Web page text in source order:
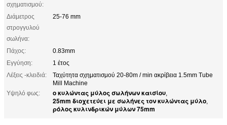
σχηματισμού:
Διάμετρος
στρογγυλού
σωλήνα:
25-76 mm
Πάχος:
0.83mm
Εγγύηση:
1 έτος
Λέξεις -κλειδιά:
Ταχύτητα σχηματισμού 20-80m / min ακρίβεια 1.5mm Tube
Mill Machine
Υψηλό φως:
ο κυλώντας μύλος σωλήνων καισίου,
25mm διοχετεύει με σωλήνες τον κυλώντας μύλο,
ρόλος κυλινδρικών μύλων 75mm